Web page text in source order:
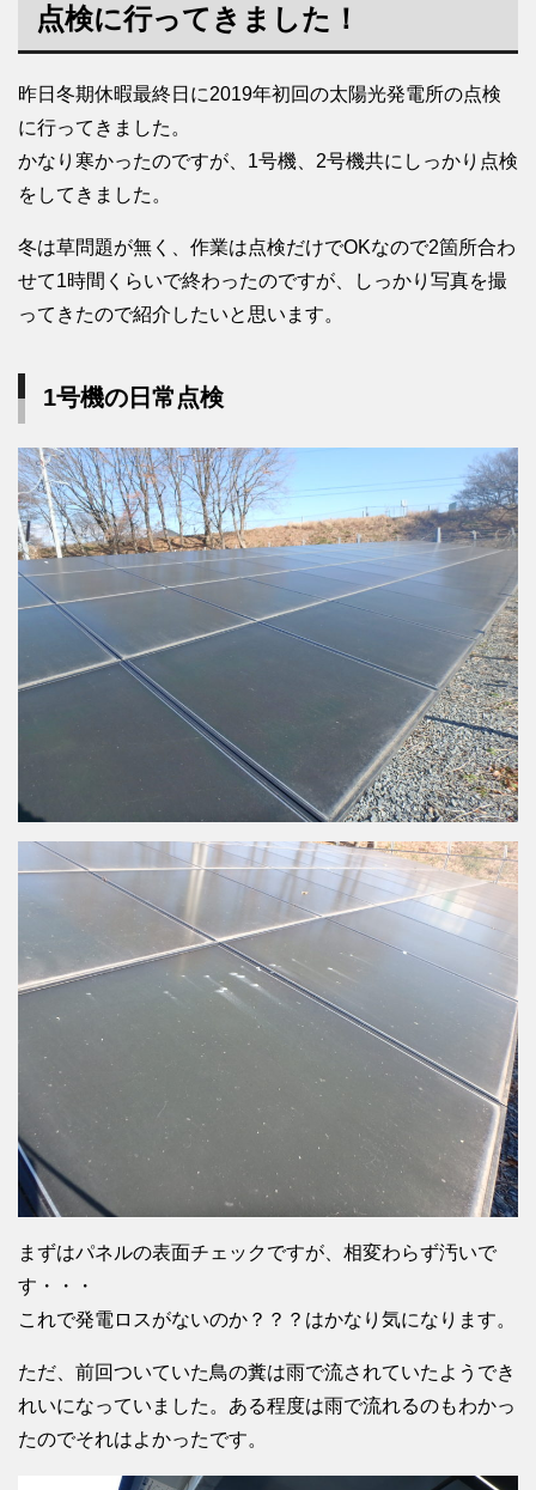
点検に行ってきました！
昨日冬期休暇最終日に2019年初回の太陽光発電所の点検
に行ってきました。
かなり寒かったのですが、1号機、2号機共にしっかり点検
をしてきました。
冬は草問題が無く、作業は点検だけでOKなので2箇所合わ
せて1時間くらいで終わったのですが、しっかり写真を撮
ってきたので紹介したいと思います。
1号機の日常点検
まずはパネルの表面チェックですが、相変わらず汚いで
す・・・
これで発電ロスがないのか？？？はかなり気になります。
ただ、前回ついていた鳥の糞は雨で流されていたようでき
れいになっていました。ある程度は雨で流れるのもわかっ
たのでそれはよかったです。